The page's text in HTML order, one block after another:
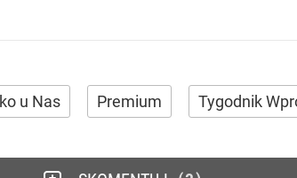
u Nas Premium Tygodnik